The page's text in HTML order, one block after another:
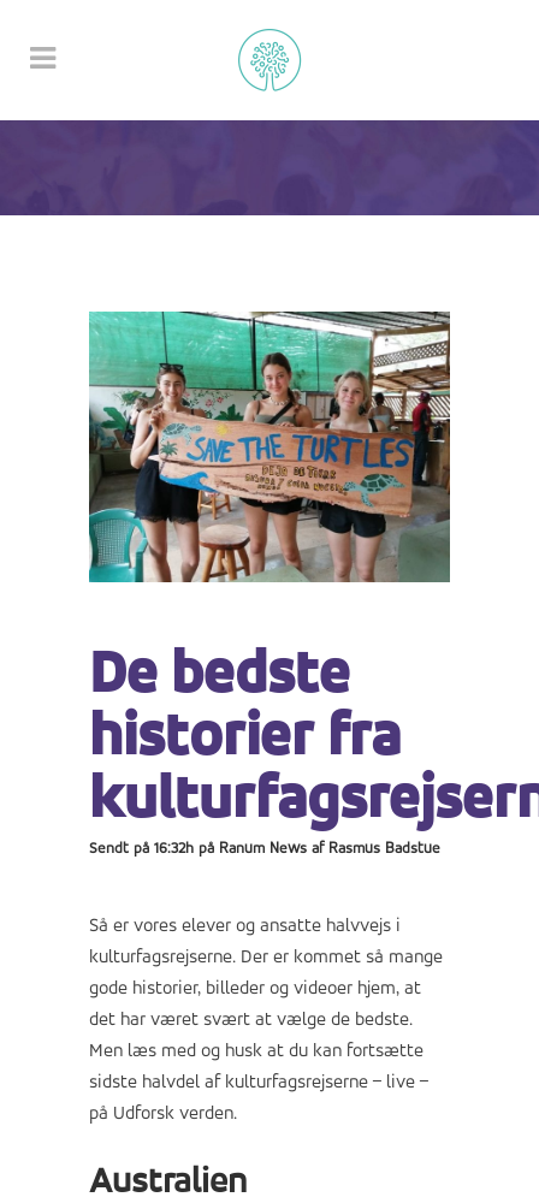
De bedste
historier fra
Sendt på 16:32h på Ranum News af Rasmus Badstue
Så er vores elever og ansatte halvvejs i
kulturfagsrejserne. Der er kommet så mange
gode historier, billeder og videoer hjem, at
det har været svært at vælge de bedste.
Men læs med og husk at du kan fortsætte
sidste halvdel af kulturfagsrejserne – live –
på Udforsk verden.
Australien